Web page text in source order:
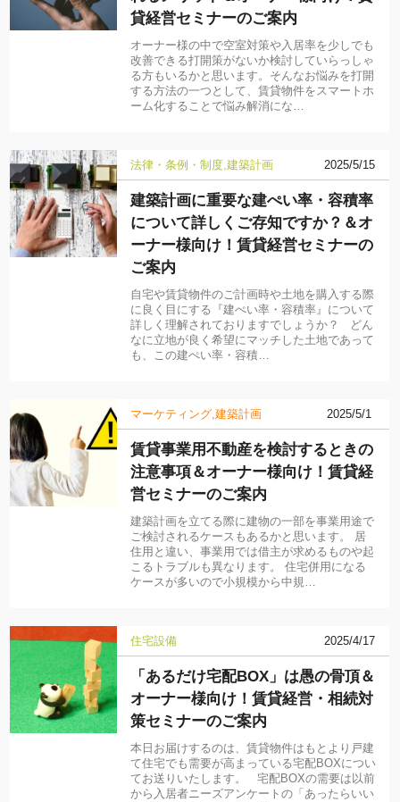
貸経営セミナーのご案内
オーナー様の中で空室対策や入居率を少しでも
改善できる打開策がないか検討していらっしゃ
る方もいるかと思います。そんなお悩みを打開
する方法の一つとして、賃貸物件をスマートホ
ーム化することで悩み解消にな…
法律・条例・制度 建築計画 2025/5/15
建築計画に重要な建ぺい率・容積率
について詳しくご存知ですか？＆オ
ーナー様向け！賃貸経営セミナーの
ご案内
自宅や賃貸物件のご計画時や土地を購入する際
に良く目にする『建ぺい率・容積率』について
詳しく理解されておりますでしょうか？ どん
なに立地が良く希望にマッチした土地であって
も、この建ぺい率・容積…
マーケティング 建築計画 2025/5/1
賃貸事業用不動産を検討するときの
注意事項＆オーナー様向け！賃貸経
営セミナーのご案内
建築計画を立てる際に建物の一部を事業用途で
ご検討されるケースもあるかと思います。 居
住用と違い、事業用では借主が求めるものや起
こるトラブルも異なります。 住宅併用になる
ケースが多いので小規模から中規…
住宅設備 2025/4/17
「あるだけ宅配BOX」は愚の骨頂＆
オーナー様向け！賃貸経営・相続対
策セミナーのご案内
本日お届けするのは、賃貸物件はもとより戸建
て住宅でも需要が高まっている宅配BOXについ
てお送りいたします。 宅配BOXの需要は以前
から入居者ニーズアンケートの「あったらいい